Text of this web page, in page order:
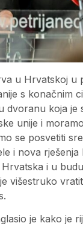
u Hrvatskoj
s konačnim
dvoranu koja
unije i
se posvetiti
i nova
i u
višestruko
je kako je